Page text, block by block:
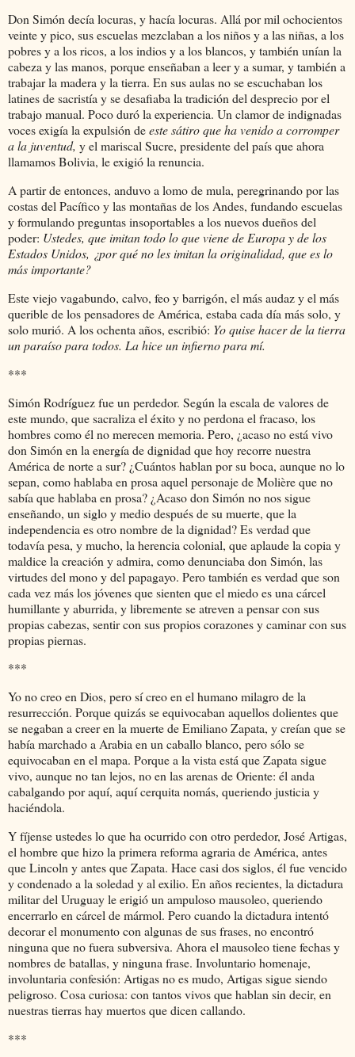
Don Simón decía locuras, y hacía locuras. Allá por mil ochocientos
veinte y pico, sus escuelas mezclaban a los niños y a las niñas, a los
pobres y a los ricos, a los indios y a los blancos, y también unían la
cabeza y las manos, porque enseñaban a leer y a sumar, y también a
trabajar la madera y la tierra. En sus aulas no se escuchaban los
latines de sacristía y se desafiaba la tradición del desprecio por el
trabajo manual. Poco duró la experiencia. Un clamor de indignadas
voces exigía la expulsión deeste sátiro que ha venido a corromper
a la juventud, y el mariscal Sucre, presidente del país que ahora
llamamos Bolivia, le exigió la renuncia.
A partir de entonces, anduvo a lomo de mula, peregrinando por las
costas del Pacífico y las montañas de los Andes, fundando escuelas
y formulando preguntas insoportables a los nuevos dueños del
poder: Ustedes, que imitan todo lo que viene de Europa y de los
Estados Unidos, ¿por qué no les imitan la originalidad, que es lo
más importante?
Este viejo vagabundo, calvo, feo y barrigón, el más audaz y el más
querible de los pensadores de América, estaba cada día más solo, y
solo murió. A los ochenta años, escribió: Yo quise hacer de la tierra
un paraíso para todos. La hice un infierno para mí.
***
Simón Rodríguez fue un perdedor. Según la escala de valores de
este mundo, que sacraliza el éxito y no perdona el fracaso, los
hombres como él no merecen memoria. Pero, ¿acaso no está vivo
don Simón en la energía de dignidad que hoy recorre nuestra
América de norte a sur? ¿Cuántos hablan por su boca, aunque no lo
sepan, como hablaba en prosa aquel personaje de Molière que no
sabía que hablaba en prosa? ¿Acaso don Simón no nos sigue
enseñando, un siglo y medio después de su muerte, que la
independencia es otro nombre de la dignidad? Es verdad que
todavía pesa, y mucho, la herencia colonial, que aplaude la copia y
maldice la creación y admira, como denunciaba don Simón, las
virtudes del mono y del papagayo. Pero también es verdad que son
cada vez más los jóvenes que sienten que el miedo es una cárcel
humillante y aburrida, y libremente se atreven a pensar con sus
propias cabezas, sentir con sus propios corazones y caminar con sus
propias piernas.
***
Yo no creo en Dios, pero sí creo en el humano milagro de la
resurrección. Porque quizás se equivocaban aquellos dolientes que
se negaban a creer en la muerte de Emiliano Zapata, y creían que se
había marchado a Arabia en un caballo blanco, pero sólo se
equivocaban en el mapa. Porque a la vista está que Zapata sigue
vivo, aunque no tan lejos, no en las arenas de Oriente: él anda
cabalgando por aquí, aquí cerquita nomás, queriendo justicia y
haciéndola.
Y fíjense ustedes lo que ha ocurrido con otro perdedor, José Artigas,
el hombre que hizo la primera reforma agraria de América, antes
que Lincoln y antes que Zapata. Hace casi dos siglos, él fue vencido
y condenado a la soledad y al exilio. En años recientes, la dictadura
militar del Uruguay le erigió un ampuloso mausoleo, queriendo
encerrarlo en cárcel de mármol. Pero cuando la dictadura intentó
decorar el monumento con algunas de sus frases, no encontró
ninguna que no fuera subversiva. Ahora el mausoleo tiene fechas y
nombres de batallas, y ninguna frase. Involuntario homenaje,
involuntaria confesión: Artigas no es mudo, Artigas sigue siendo
peligroso. Cosa curiosa: con tantos vivos que hablan sin decir, en
nuestras tierras hay muertos que dicen callando.
***